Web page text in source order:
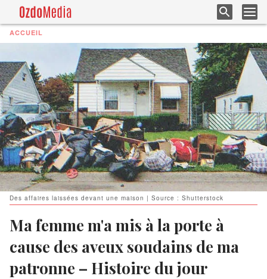
ACCUEIL
Des affaires laissées devant une maison | Source : Shutterstock
Ma femme m'a mis à la porte à
cause des aveux soudains de ma
patronne – Histoire du jour